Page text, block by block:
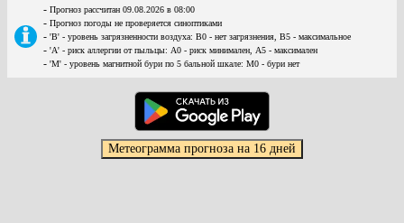
- Прогноз рассчитан 09.08.2026 в 08:00
- Прогноз погоды не проверяется синоптиками
- 'В' - уровень загрязненности воздуха: В0 - нет загрязнения, В5 - максимальное
- 'А' - риск аллергии от пыльцы: А0 - риск минимален, А5 - максимален
- 'М' - уровень магнитной бури по 5 бальной шкале: М0 - бури нет